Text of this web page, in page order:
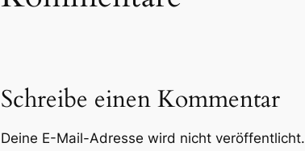
Schreibe einen Kommentar
Deine E-Mail-Adresse wird nicht veröffentlicht.